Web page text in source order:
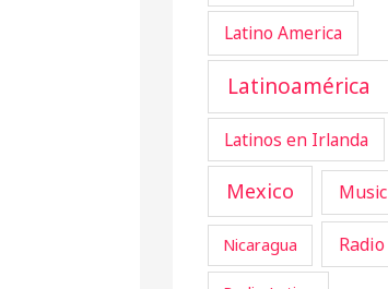
Latino America
Latinoamérica
Latinos en Irlanda
Mexico Music
Nicaragua Radio